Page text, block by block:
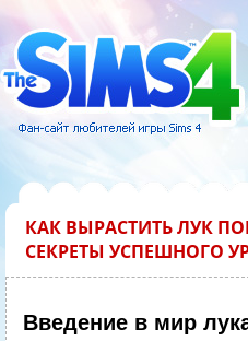
КАК ВЫРАСТИТЬ ЛУК
СЕКРЕТЫ УСПЕШНОГО
Введение в мир